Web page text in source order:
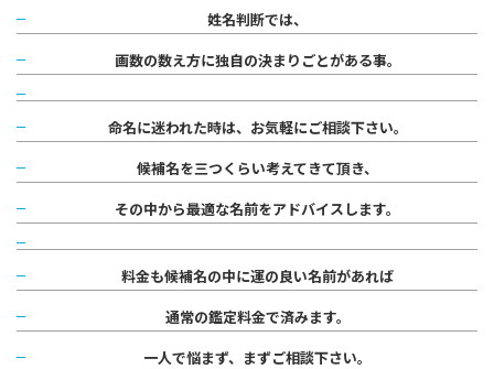
姓名判断では、
画数の数え方に独自の決まりごとがある事。
命名に迷われた時は、お気軽にご相談下さい。
候補名を三つくらい考えてきて頂き、
その中から最適な名前をアドバイスします。
料金も候補名の中に運の良い名前があれば
通常の鑑定料金で済みます。
一人で悩まず、まずご相談下さい。